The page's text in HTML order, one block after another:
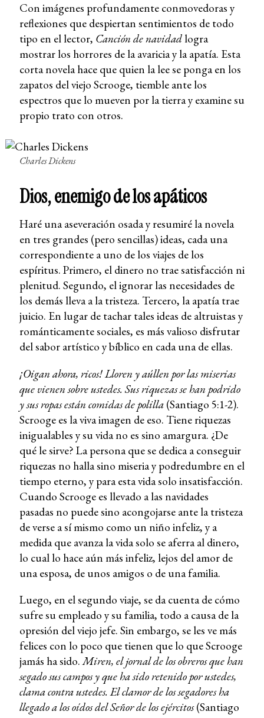
Con imágenes profundamente conmovedoras y
reflexiones que despiertan sentimientos de todo
tipo en el lector, Canción de navidadlogra
mostrar los horrores de la avaricia y la apatía. Esta
corta novela hace que quien la lee se ponga en los
zapatos del viejo Scrooge, tiemble ante los
espectros que lo mueven por la tierra y examine su
propio trato con otros.
Charles Dickens
Dios, enemigo de los apáticos
Haré una aseveración osada y resumiré la novela
en tres grandes (pero sencillas) ideas, cada una
correspondiente a uno de los viajes de los
espíritus. Primero, el dinero no trae satisfacción ni
plenitud. Segundo, el ignorar las necesidades de
los demás lleva a la tristeza. Tercero, la apatía trae
juicio. En lugar de tachar tales ideas de altruistas y
románticamente sociales, es más valioso disfrutar
del sabor artístico y bíblico en cada una de ellas.
¡Oigan ahora, ricos! Lloren y aúllen por las miserias
que vienen sobre ustedes. Sus riquezas se han podrido
y sus ropas están comidas de polilla(Santiago 5:1-2).
Scrooge es la viva imagen de eso. Tiene riquezas
inigualables y su vida no es sino amargura. ¿De
qué le sirve? La persona que se dedica a conseguir
riquezas no halla sino miseria y podredumbre en el
tiempo eterno, y para esta vida solo insatisfacción.
Cuando Scrooge es llevado a las navidades
pasadas no puede sino acongojarse ante la tristeza
de verse a sí mismo como un niño infeliz, y a
medida que avanza la vida solo se aferra al dinero,
lo cual lo hace aún más infeliz, lejos del amor de
una esposa, de unos amigos o de una familia.
Luego, en el segundo viaje, se da cuenta de cómo
sufre su empleado y su familia, todo a causa de la
opresión del viejo jefe. Sin embargo, se les ve más
felices con lo poco que tienen que lo que Scrooge
jamás ha sido.Miren, el jornal de los obreros que han
segado sus campos y que ha sido retenido por ustedes,
clama contra ustedes. El clamor de los segadores ha
llegado a los oídos del Señor de los ejércitos(Santiago